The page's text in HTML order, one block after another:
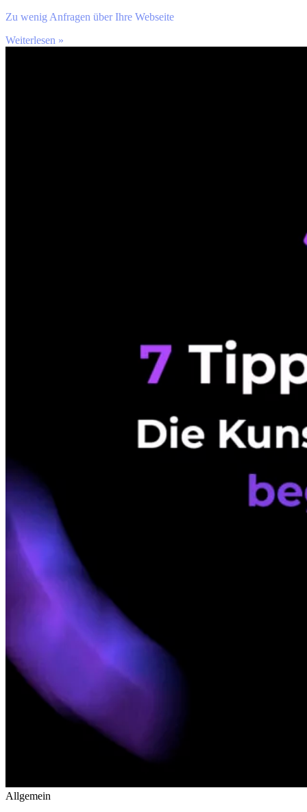
Zu wenig Anfragen über Ihre Webseite
Weiterlesen »
Allgemein